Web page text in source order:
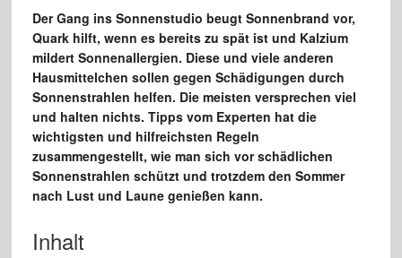
Der Gang ins Sonnenstudio beugt Sonnenbrand vor,
Quark hilft, wenn es bereits zu spät ist und Kalzium
mildert Sonnenallergien. Diese und viele anderen
Hausmittelchen sollen gegen Schädigungen durch
Sonnenstrahlen helfen. Die meisten versprechen viel
und halten nichts. Tipps vom Experten hat die
wichtigsten und hilfreichsten Regeln
zusammengestellt, wie man sich vor schädlichen
Sonnenstrahlen schützt und trotzdem den Sommer
nach Lust und Laune genießen kann.
Inhalt